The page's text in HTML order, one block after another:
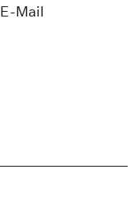
E-Mail